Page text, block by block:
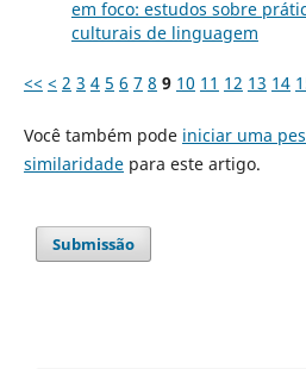
em foco: estudos sobre
culturais de linguagem
<< < 2 3 4 5 6 7 8 9 10 11 12 13 14
Você também pode iniciar uma
similaridadepara este artigo.
Submissão